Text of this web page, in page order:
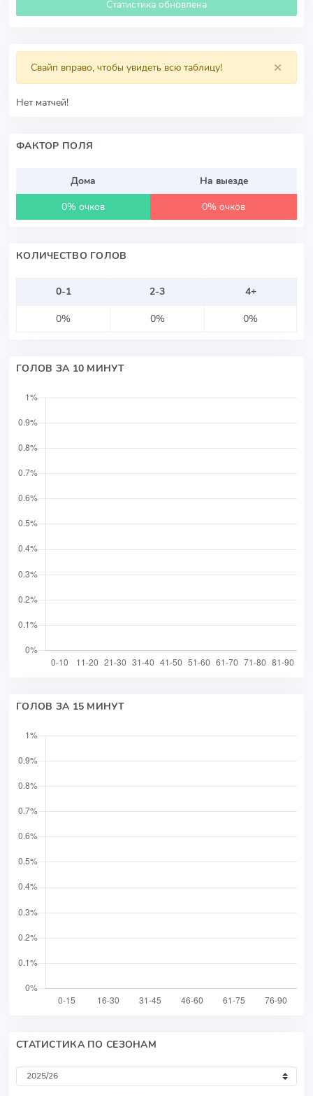
Статистика обновлена
×
Свайп вправо, чтобы увидеть всю таблицу!
Нет матчей!
ФАКТОР ПОЛЯ
Дома
На выезде
0% очков
0% очков
КОЛИЧЕСТВО ГОЛОВ
0-1 2-3
4+
0%
0% 0%
ГОЛОВ ЗА 10 МИНУТ
ГОЛОВ ЗА 15 МИНУТ
СТАТИСТИКА ПО СЕЗОНАМ